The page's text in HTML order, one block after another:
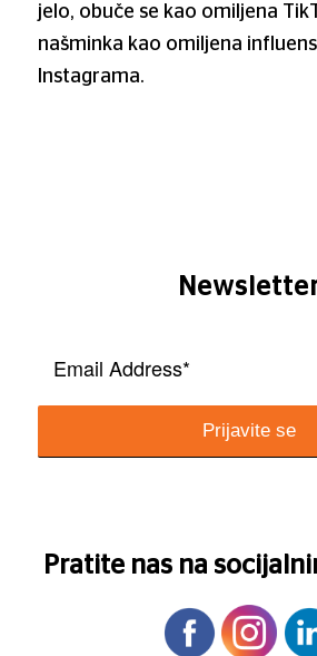
jelo, obuče se kao omiljena
našminka kao omiljena
Instagrama.
Pratite nas na